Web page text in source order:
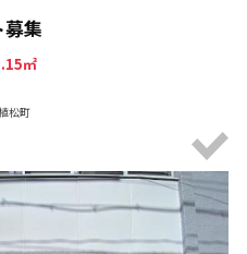
集
㎡
松町